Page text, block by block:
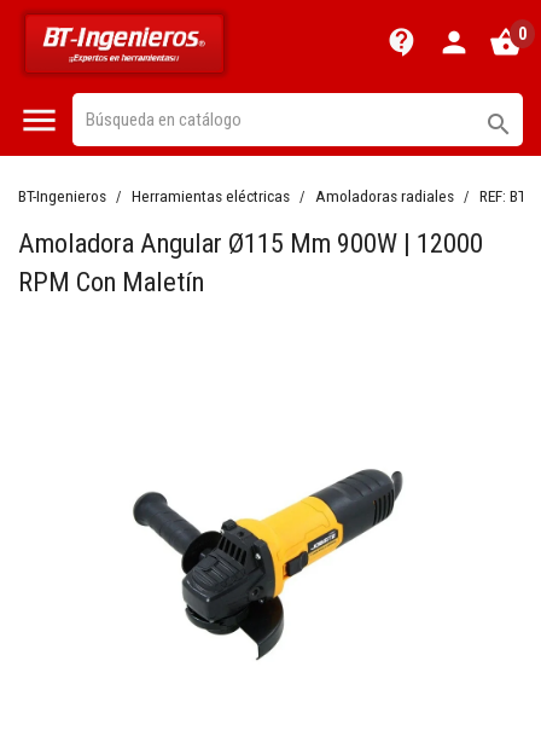
contact_support person shopping_basket0
 
BT-Ingenieros Herramientas eléctricas Amoladoras radiales REF:
Amoladora Angular Ø115 Mm 900W | 12000
RPM Con Maletín